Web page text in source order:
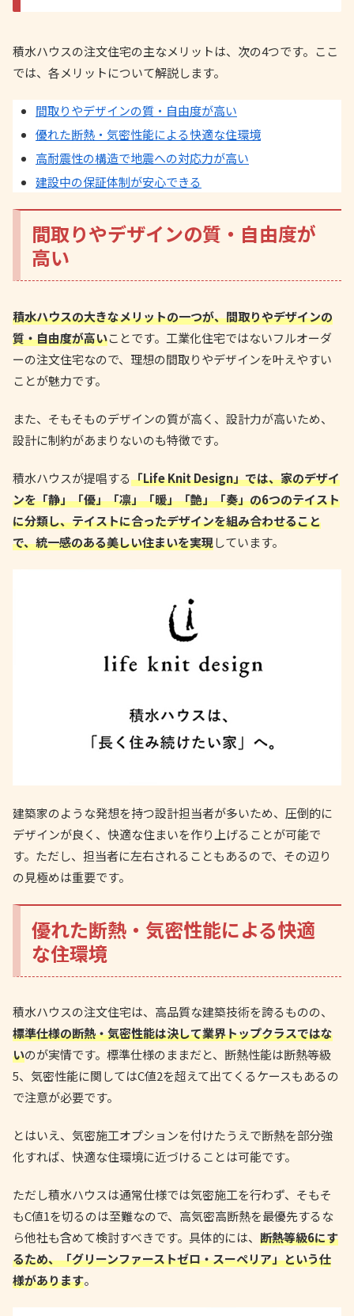
積水ハウスの注文住宅の主なメリットは、次の4つです。ここ
では、各メリットについて解説します。
間取りやデザインの質・自由度が高い
優れた断熱・気密性能による快適な住環境
高耐震性の構造で地震への対応力が高い
建設中の保証体制が安心できる
間取りやデザインの質・自由度が
高い
積水ハウスの大きなメリットの一つが、間取りやデザインの
質・自由度が高いことです。工業化住宅ではないフルオーダ
ーの注文住宅なので、理想の間取りやデザインを叶えやすい
ことが魅力です。
また、そもそものデザインの質が高く、設計力が高いため、
設計に制約があまりないのも特徴です。
積水ハウスが提唱する「Life Knit Design」では、家のデザイ
ンを「静」「優」「凛」「暖」「艶」「奏」の6つのテイスト
に分類し、テイストに合ったデザインを組み合わせること
で、統一感のある美しい住まいを実現しています。
建築家のような発想を持つ設計担当者が多いため、圧倒的に
デザインが良く、快適な住まいを作り上げることが可能で
す。ただし、担当者に左右されることもあるので、その辺り
の見極めは重要です。
優れた断熱・気密性能による快適
な住環境
積水ハウスの注文住宅は、高品質な建築技術を誇るものの、
標準仕様の断熱・気密性能は決して業界トップクラスではな
いのが実情です。標準仕様のままだと、断熱性能は断熱等級
5、気密性能に関してはC値2を超えて出てくるケースもあるの
で注意が必要です。
とはいえ、気密施工オプションを付けたうえで断熱を部分強
化すれば、快適な住環境に近づけることは可能です。
ただし積水ハウスは通常仕様では気密施工を行わず、そもそ
もC値1を切るのは至難なので、高気密高断熱を最優先するな
ら他社も含めて検討すべきです。具体的には、 断熱等級6にす
るため、「グリーンファーストゼロ・スーペリア」という仕
様があります。